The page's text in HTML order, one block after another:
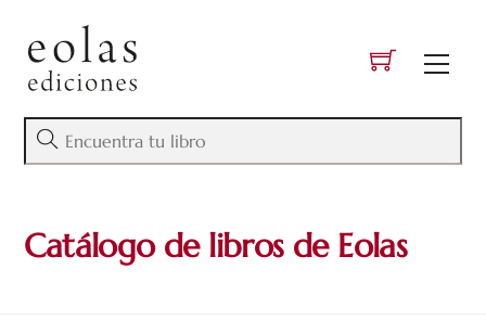
content
Catálogo de libros de Eolas